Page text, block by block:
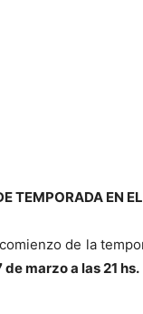
TEMPORADA EN
de la
de marzo a las 21 hs.